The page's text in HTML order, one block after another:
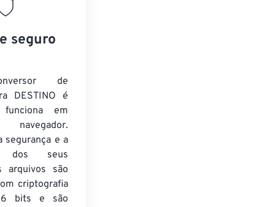
seguro
de
DESTINO é
em
segurança e a
dos seus
arquivos são
criptografia
bits e são